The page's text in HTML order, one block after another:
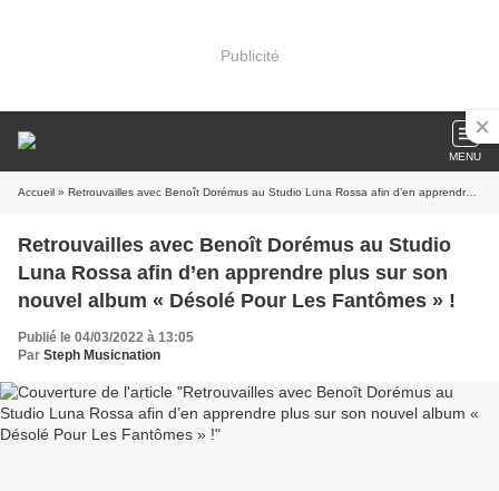
Publicité
MENU
Accueil » Retrouvailles avec Benoît Dorémus au Studio Luna Rossa afin d’en apprendre plus sur son nouvel album « Désolé Pour Les Fantômes » !
Retrouvailles avec Benoît Dorémus au Studio
Luna Rossa afin d’en apprendre plus sur son
nouvel album « Désolé Pour Les Fantômes » !
Publié le 04/03/2022 à 13:05
Par Steph Musicnation